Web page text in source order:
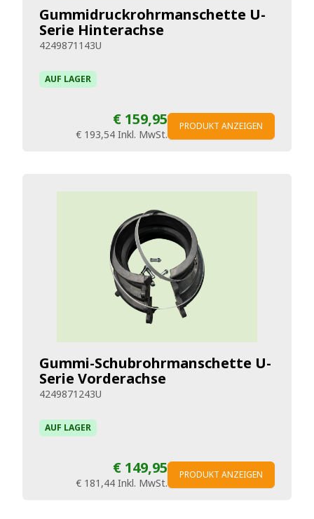
Gummidruckrohrmanschette U-
Serie Hinterachse
4249871143U
AUF LAGER
€ 159,95
€ 193,54 Inkl. MwSt.
PRODUKT ANZEIGEN
Gummi-Schubrohrmanschette U-
Serie Vorderachse
4249871243U
AUF LAGER
€ 149,95
€ 181,44 Inkl. MwSt.
PRODUKT ANZEIGEN